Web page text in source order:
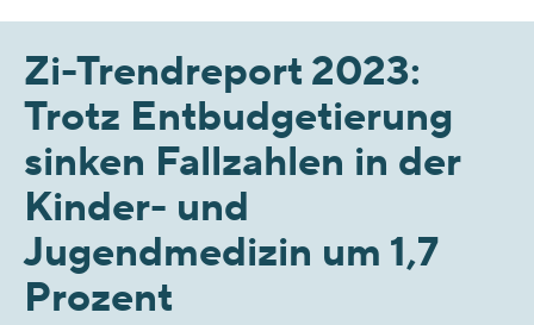
Zi-Trendreport 2023:
Trotz Entbudgetierung
sinken Fallzahlen in der
Kinder- und
Jugendmedizin um 1,7
Prozent